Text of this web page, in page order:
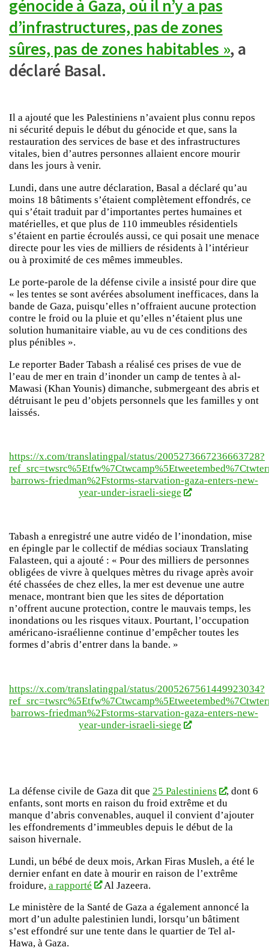
génocide à Gaza, où il n’y a pas
d’infrastructures, pas de zones
sûres, pas de zones habitables », a
déclaré Basal.
Il a ajouté que les Palestiniens n’avaient plus connu repos
ni sécurité depuis le début du génocide et que, sans la
restauration des services de base et des infrastructures
vitales, bien d’autres personnes allaient encore mourir
dans les jours à venir.
Lundi, dans une autre déclaration, Basal a déclaré qu’au
moins 18 bâtiments s’étaient complètement effondrés, ce
qui s’était traduit par d’importantes pertes humaines et
matérielles, et que plus de 110 immeubles résidentiels
s’étaient en partie écroulés aussi, ce qui posait une menace
directe pour les vies de milliers de résidents à l’intérieur
ou à proximité de ces mêmes immeubles.
Le porte-parole de la défense civile a insisté pour dire que
« les tentes se sont avérées absolument inefficaces, dans la
bande de Gaza, puisqu’elles n’offraient aucune protection
contre le froid ou la pluie et qu’elles n’étaient plus une
solution humanitaire viable, au vu de ces conditions des
plus pénibles ».
Le reporter Bader Tabash a réalisé ces prises de vue de
l’eau de mer en train d’inonder un camp de tentes à al-
Mawasi (Khan Younis) dimanche, submergeant des abris et
détruisant le peu d’objets personnels que les familles y ont
laissés.
https://x.com/translatingpal/status/2005273667236663728?
barrows-friedman%2Fstorms-starvation-gaza-enters-new-
year-under-israeli-siege
Tabash a enregistré une autre vidéo de l’inondation, mise
en épingle par le collectif de médias sociaux Translating
Falasteen, qui a ajouté : « Pour des milliers de personnes
obligées de vivre à quelques mètres du rivage après avoir
été chassées de chez elles, la mer est devenue une autre
menace, montrant bien que les sites de déportation
n’offrent aucune protection, contre le mauvais temps, les
inondations ou les risques vitaux. Pourtant, l’occupation
américano-israélienne continue d’empêcher toutes les
formes d’abris d’entrer dans la bande. »
https://x.com/translatingpal/status/2005267561449923034?
barrows-friedman%2Fstorms-starvation-gaza-enters-new-
year-under-israeli-siege
La défense civile de Gaza dit que 25 Palestiniens
, dont 6
enfants, sont morts en raison du froid extrême et du
manque d’abris convenables, auquel il convient d’ajouter
les effondrements d’immeubles depuis le début de la
saison hivernale.
Lundi, un bébé de deux mois, Arkan Firas Musleh, a été le
dernier enfant en date à mourir en raison de l’extrême
froidure, a rapporté
Al Jazeera.
Le ministère de la Santé de Gaza a également annoncé la
mort d’un adulte palestinien lundi, lorsqu’un bâtiment
s’est effondré sur une tente dans le quartier de Tel al-
Hawa, à Gaza.